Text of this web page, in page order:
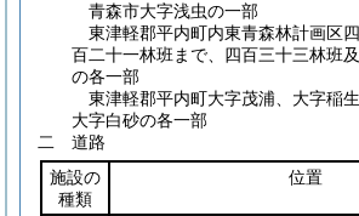
青森市大字浅虫の一部
東津軽郡平内町内東青森林計画区
百二十一林班まで、四百三十三林班
の各一部
東津軽郡平内町大字茂浦、大字稲
大字白砂の各一部
二 道路
施設の
種類
位置